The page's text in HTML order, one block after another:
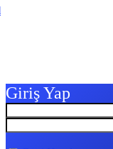
Giriş Yap